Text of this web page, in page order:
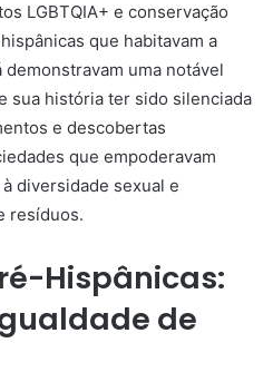
LGBTQIA+ e conservação
que habitavam a
uma notável
sua história ter sido silenciada
e descobertas
que empoderavam
diversidade sexual e
resíduos.
Hispânicas:
de